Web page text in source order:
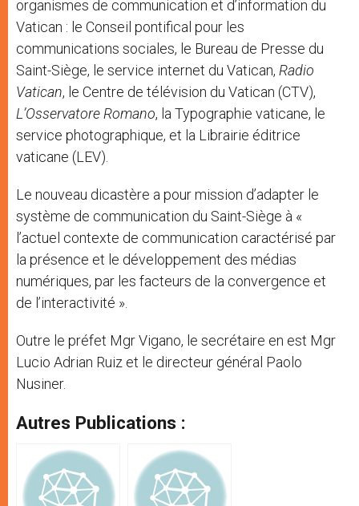
organismes de communication et d’information du
Vatican : le Conseil pontifical pour les
communications sociales, le Bureau de Presse du
Saint-Siège, le service internet du Vatican, Radio
Vatican, le Centre de télévision du Vatican (CTV),
L’Osservatore Romano, la Typographie vaticane, le
service photographique, et la Librairie éditrice
vaticane (LEV).
Le nouveau dicastère a pour mission d’adapter le
système de communication du Saint-Siège à «
l’actuel contexte de communication caractérisé par
la présence et le développement des médias
numériques, par les facteurs de la convergence et
de l’interactivité ».
Outre le préfet Mgr Vigano, le secrétaire en est Mgr
Lucio Adrian Ruiz et le directeur général Paolo
Nusiner.
Autres Publications :